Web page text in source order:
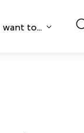
want to...